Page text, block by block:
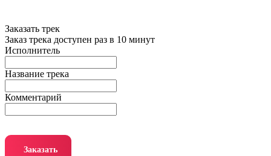
Заказать трек
Заказ трека доступен раз в 10 минут
Исполнитель
Название трека
Комментарий
Заказать